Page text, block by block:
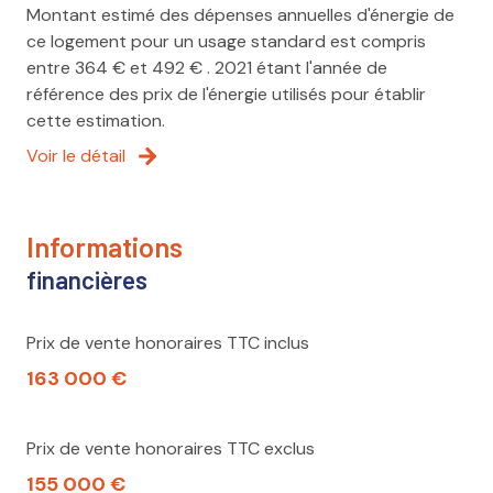
Montant estimé des dépenses annuelles d'énergie de
ce logement pour un usage standard est compris
entre 364 € et 492 € . 2021 étant l'année de
référence des prix de l'énergie utilisés pour établir
cette estimation.
Voir le détail
informations
financières
Prix de vente honoraires TTC inclus
163 000 €
Prix de vente honoraires TTC exclus
155 000 €